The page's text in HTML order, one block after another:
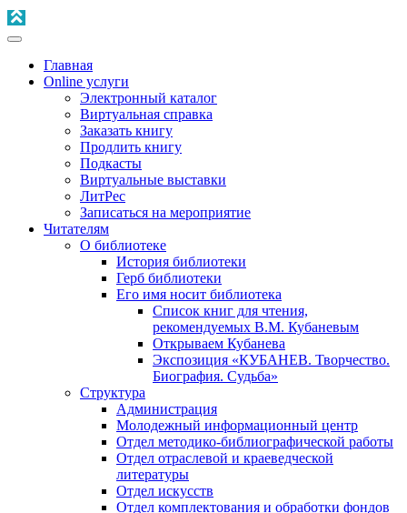
Главная
Online услуги
Электронный каталог
Виртуальная справка
Заказать книгу
Продлить книгу
Подкасты
Виртуальные выставки
ЛитРес
Записаться на мероприятие
Читателям
О библиотеке
История библиотеки
Герб библиотеки
Его имя носит библиотека
Список книг для чтения,
рекомендуемых В.М. Кубаневым
Открываем Кубанева
Экспозиция «КУБАНЕВ. Творчество.
Биография. Судьба»
Структура
Администрация
Молодежный информационный центр
Отдел методико-библиографической работы
Отдел отраслевой и краеведческой
литературы
Отдел искусств
Отдел комплектования и обработки фондов